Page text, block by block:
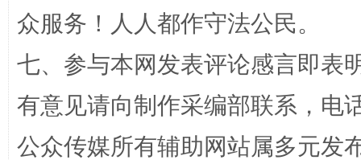
完善运行机制助力责任有效落实
众服务！人人都作守法公民。
七、参与本网发表评论感言即表
有意见请向制作采编部联系，电
公众传媒所有辅助网站属多元发